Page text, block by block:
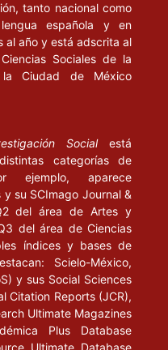
tanto nacional como
española y en
al año y está adscrita al
Sociales de la
la Ciudad de México
Socialestá
categorías de
ejemplo, aparece
su SCImago Journal &
del área de Artes y
del área de Ciencias
índices y bases de
Scielo-México,
y sus Social Sciences
Citation Reports (JCR),
Ultimate Magazines
Plus Database